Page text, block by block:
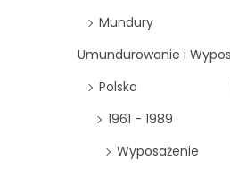
Mundury
Umundurowanie i
Polska
1961 - 1989
Wyposażenie